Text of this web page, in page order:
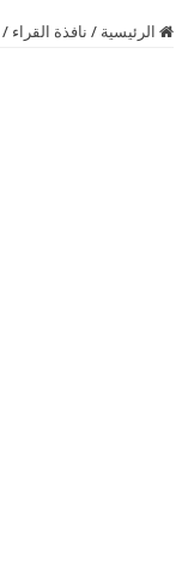
الرئيسية / نافذة القراء /